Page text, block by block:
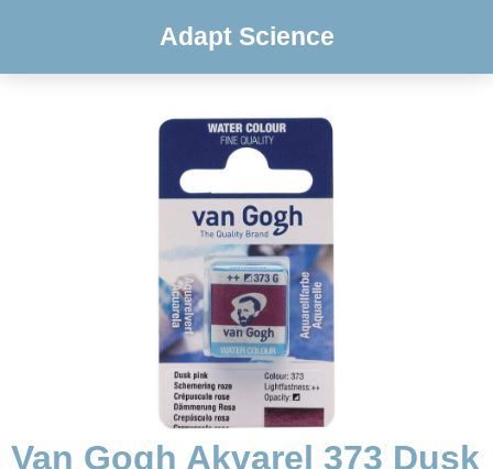
Adapt Science
Van Gogh Akvarel 373 Dusk